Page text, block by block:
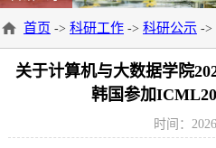
首页 -> 科研工作 -> 科研公示 ->
关于计算机与大数据学院
韩国参加
时间：